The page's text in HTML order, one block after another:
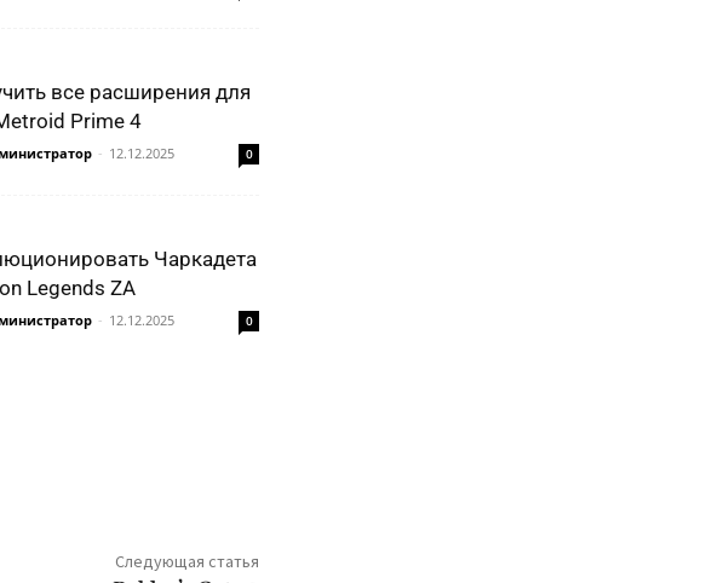
все расширения для
Prime 4
- 12.12.2025 0
Чаркадета
Legends ZA
- 12.12.2025 0
Следующая статья